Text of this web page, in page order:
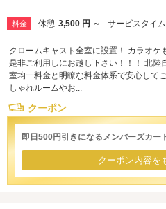
料金 休憩 3,500 円 ～ サービスタイム
クロームキャスト全室に設置！ カラオケ
是非ご利用しにお越し下さい！！！ 北陸
室均一料金と明瞭な料金体系で安心して
しゃれルームやお...
クーポン
即日500円引きになるメンバーズカー
クーポン内容を